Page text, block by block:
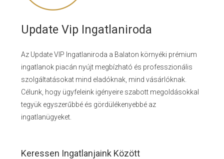
Update Vip Ingatlaniroda
Az Update VIP Ingatlaniroda a Balaton környéki prémium
ingatlanok piacán nyújt megbízható és professzionális
szolgáltatásokat mind eladóknak, mind vásárlóknak.
Célunk, hogy ügyfeleink igényeire szabott megoldásokkal
tegyük egyszerűbbé és gördülékenyebbé az
ingatlanügyeket.
Keressen Ingatlanjaink Között